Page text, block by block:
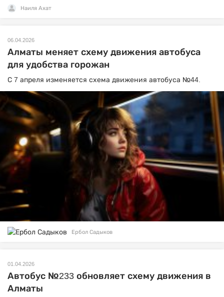
Наиля Ахат
06.04.2026
Алматы меняет схему движения автобуса
для удобства горожан
С 7 апреля изменяется схема движения автобуса №44.
Ербол Садыков
01.04.2026
Автобус №233 обновляет схему движения в
Алматы